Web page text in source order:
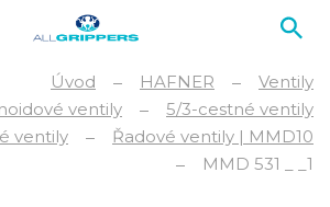
Úvod HAFNER
Ventily
ventily
5/3-cestné ventily
ventily
Řadové ventily | MMD10
MMD 531 _ _1